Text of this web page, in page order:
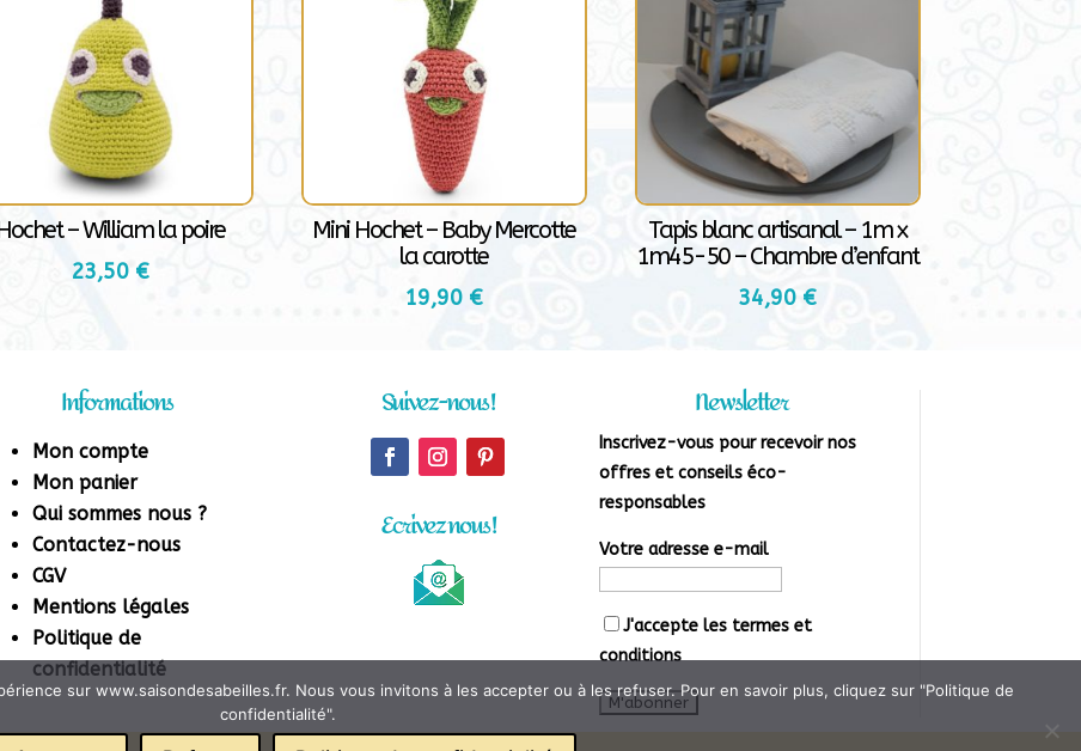
– William la poire
23,50 €
Mini Hochet – Baby Mercotte
la carotte
19,90 €
Tapis blanc artisanal – 1m x
1m45-50 – Chambre d’enfant
34,90 €
Informations
Mon compte
Mon panier
Qui sommes nous ?
Contactez-nous
CGV
Mentions légales
Politique de
confidentialité
Suivez-nous !
Ecrivez nous !
Newsletter
Inscrivez-vous pour recevoir nos
offres et conseils éco-
responsables
Votre adresse e-mail
J'accepte les termes et
conditions
sur www.saisondesabeilles.fr. Nous vous invitons à les accepter ou à les refuser. Pour en savoir plus, cliquez sur "Politique de
confidentialité".